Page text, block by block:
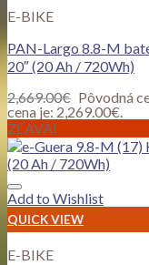
E-BIKE
PAN-Largo 8.8-M
20″ (20 Ah / 720Wh)
2,669.00€ Pôvodná
cena je: 2,269.00€.
ZĽAVA!
Add to Wishlist
QUICK VIEW
E-BIKE